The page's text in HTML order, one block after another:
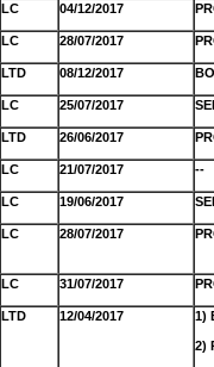
LC 04/12/2017
LC 28/07/2017
LTD 08/12/2017
LC 25/07/2017
LTD 26/06/2017
LC 21/07/2017 --
LC 19/06/2017
LC 28/07/2017
LC 31/07/2017
LTD 12/04/2017 1)
2)